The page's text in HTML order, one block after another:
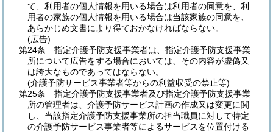
て、利用者の個人情報を用いる場合は利用者の同意を、利
用者の家族の個人情報を用いる場合は当該家族の同意を、
あらかじめ文書により得ておかなければならない。
(広告)
第24条
指定介護予防支援事業者は、指定介護予防支援事業
所について広告をする場合においては、その内容が虚偽又
は誇大なものであってはならない。
(介護予防サービス事業者等からの利益収受の禁止等)
第25条
指定介護予防支援事業者及び指定介護予防支援事業
所の管理者は、介護予防サービス計画の作成又は変更に関
し、当該指定介護予防支援事業所の担当職員に対して特定
の介護予防サービス事業者等によるサービスを位置付ける